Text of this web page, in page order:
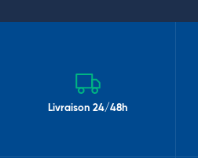
Livraison 24/48h